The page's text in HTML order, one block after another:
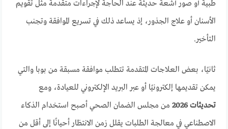
طبية أو صور أشعة حديثة عند الحاجة لإجراءات متقدمة مثل تقويم
الأسنان أو علاج الجذور، إذ يساعد ذلك في تسريع الموافقة وتجنب
التأخير.
ثانيًا، بعض العلاجات المتقدمة تتطلب موافقة مسبقة من بوبا والتي
يمكن تقديمها إلكترونيًا أو عبر البريد الإلكتروني للعيادة، ومع
تحديثات 2026
من مجلس الضمان الصحي أصبح استخدام الذكاء
الاصطناعي في معالجة الطلبات يقلل زمن الانتظار أحيانًا إلى أقل من